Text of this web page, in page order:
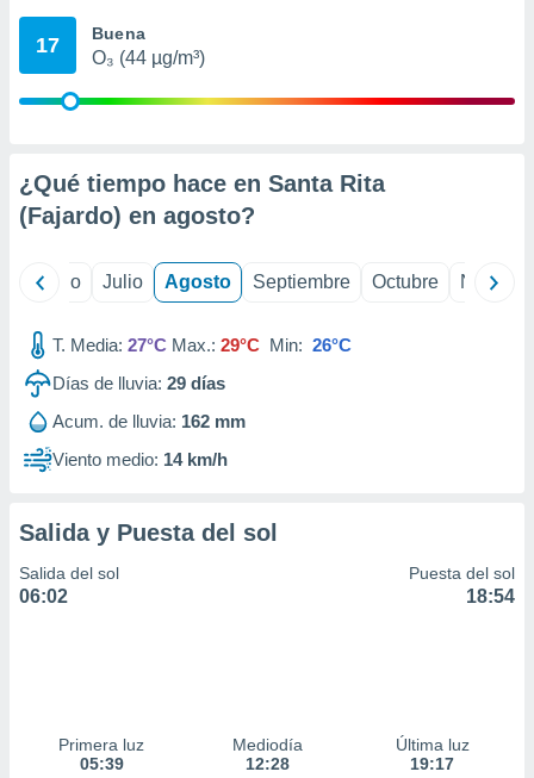
mediante
publicidad
1199
17 Buena
O₃ (44 µg/m³)
¿Qué tiempo hace en Santa Rita
(Fajardo) en agosto?
Junio Julio Agosto Septiembre Octubre
T. Media: 27°C Max.: 29°C Min: 26°C
Días de lluvia: 29 días
Acum. de lluvia: 162 mm
Viento medio: 14 km/h
Salida y Puesta del sol
Salida del sol
06:02
Puesta del sol
18:54
Primera luz
05:39
Mediodía
12:28
Última luz
19:17